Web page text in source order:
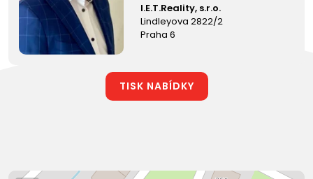
I.E.T.Reality, s.r.o.
Lindleyova 2822/2
Praha 6
TISK NABÍDKY